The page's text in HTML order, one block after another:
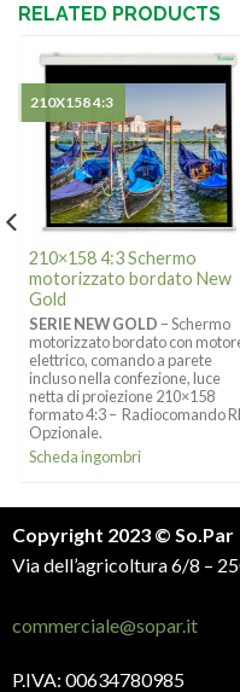
RELATED PRODUCTS
210×158 4:3 Schermo
motorizzato bordato New
Gold
SERIE NEW GOLD – Schermo
motorizzato bordato con
elettrico, comando a parete
incluso nella confezione, luce
netta di proiezione 210×158
formato 4:3 – Radiocomando
Opzionale.
Scheda ingombri
210X158 4:3
Copyright 2023 © So.Par
Via dell’agricoltura 6/8 –
commerciale@sopar.it
P.IVA: 00634780985